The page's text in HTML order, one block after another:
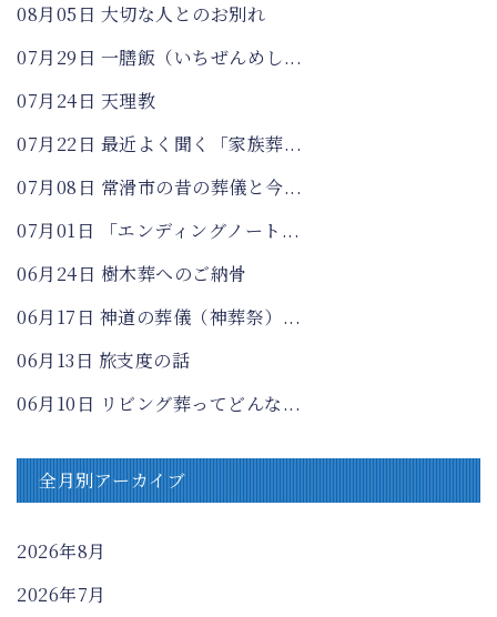
08月05日 大切な人とのお別れ
07月29日 一膳飯（いちぜんめし...
07月24日 天理教
07月22日 最近よく聞く「家族葬...
07月08日 常滑市の昔の葬儀と今...
07月01日 「エンディングノート...
06月24日 樹木葬へのご納骨
06月17日 神道の葬儀（神葬祭）...
06月13日 旅支度の話
06月10日 リビング葬ってどんな...
全月別アーカイブ
2026年8月
2026年7月